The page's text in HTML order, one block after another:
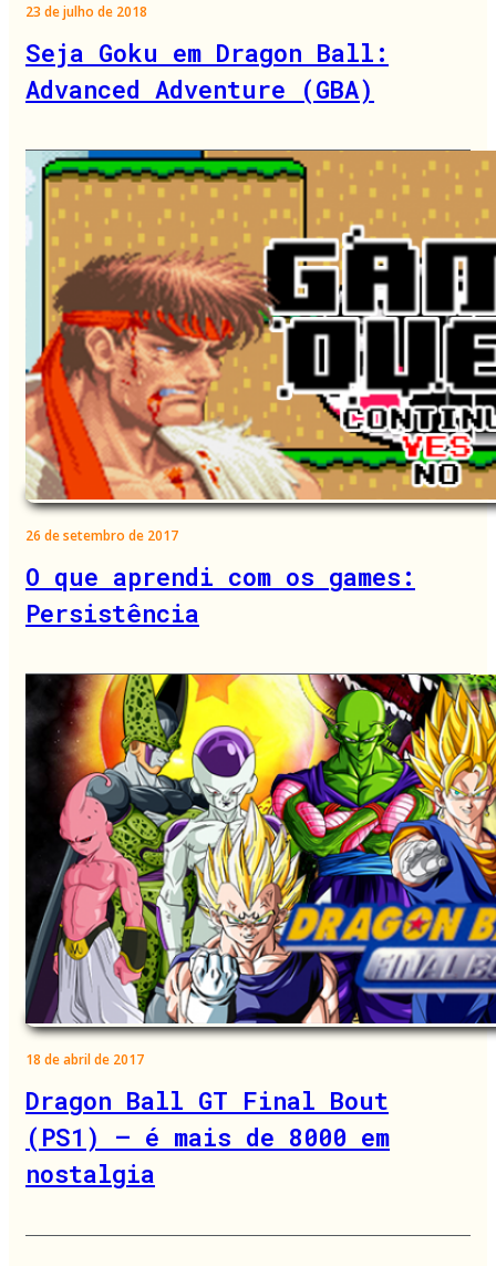
23 de julho de 2018
Seja Goku em Dragon Ball:
Advanced Adventure (GBA)
26 de setembro de 2017
O que aprendi com os games:
Persistência
18 de abril de 2017
Dragon Ball GT Final Bout
(PS1) – é mais de 8000 em
nostalgia